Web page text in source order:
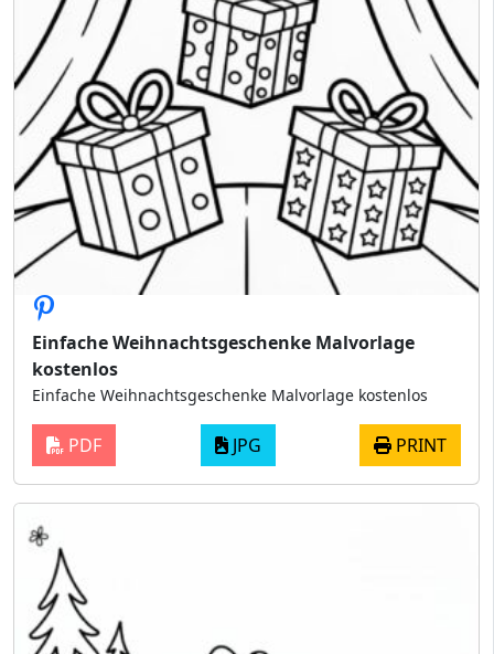
Einfache Weihnachtsgeschenke Malvorlage
kostenlos
Einfache Weihnachtsgeschenke Malvorlage kostenlos
PDF JPG PRINT